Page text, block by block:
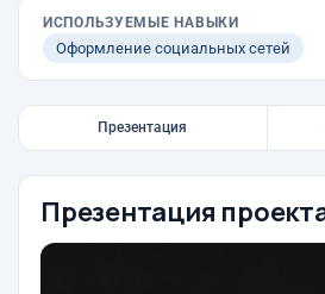
ИСПОЛЬЗУЕМЫЕ НАВЫКИ
Оформление социальных сетей
Презентация
Презентация